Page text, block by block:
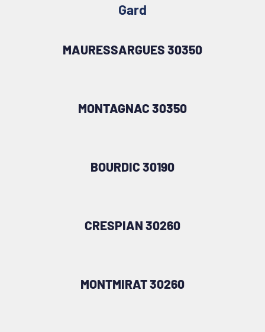
Gard
MAURESSARGUES 30350
MONTAGNAC 30350
BOURDIC 30190
CRESPIAN 30260
MONTMIRAT 30260